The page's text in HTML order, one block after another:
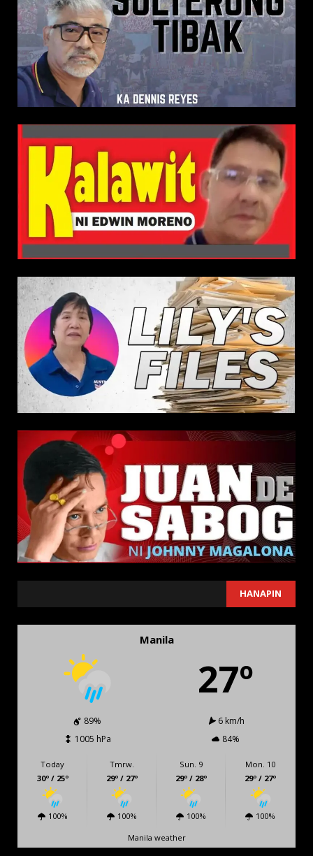
HANAPIN
Manila
27º
89%
6 km/h
1005 hPa
84%
Today
30º / 25º
100%
Tmrw.
29º / 27º
100%
Sun. 9
29º / 28º
100%
Mon. 10
29º / 27º
100%
Manila weather